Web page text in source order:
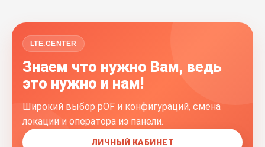
LTE.CENTER
Знаем что нужно Вам, ведь
это нужно и нам!
Широкий выбор pOF и конфигураций, смена
локации и оператора из панели.
ЛИЧНЫЙ КАБИНЕТ